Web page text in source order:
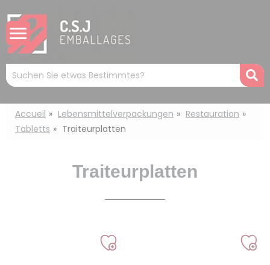
Mots
clés
:
Accueil Lebensmittelverpackungen
Restauration
Tabletts
Traiteurplatten
Traiteurplatten